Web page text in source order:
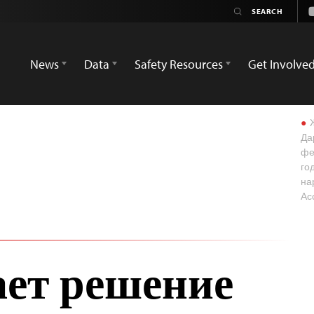
News
Data Safety Resources Get Involved
решение